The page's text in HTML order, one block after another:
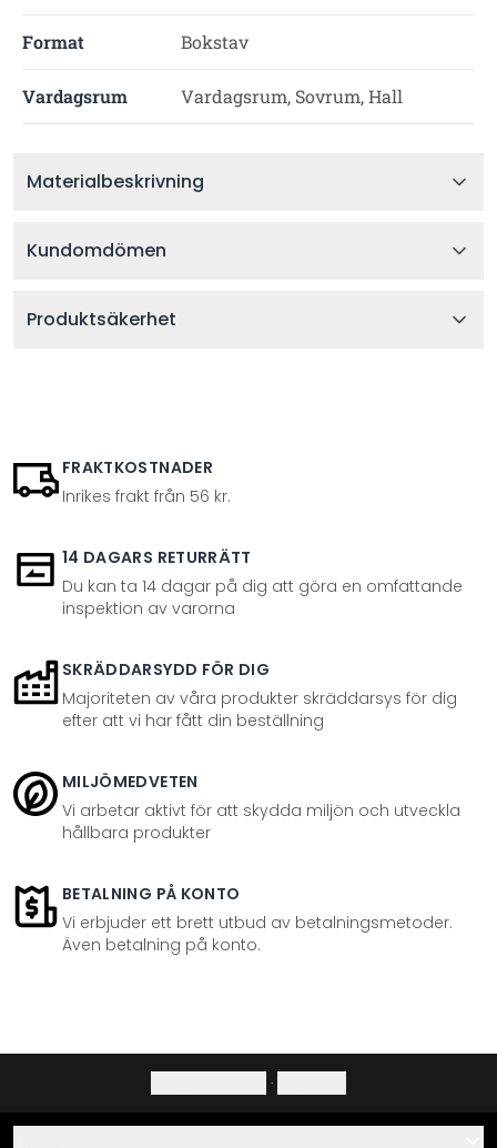
Format Bokstav
Vardagsrum Vardagsrum, Sovrum, Hall
Materialbeskrivning
Kundomdömen
Produktsäkerhet
FRAKTKOSTNADER
Inrikes frakt från 56 kr.
14 DAGARS RETURRÄTT
Du kan ta 14 dagar på dig att göra en omfattande
inspektion av varorna
SKRÄDDARSYDD FÖR DIG
Majoriteten av våra produkter skräddarsys för dig
efter att vi har fått din beställning
MILJÖMEDVETEN
Vi arbetar aktivt för att skydda miljön och utveckla
hållbara produkter
BETALNING PÅ KONTO
Vi erbjuder ett brett utbud av betalningsmetoder.
Även betalning på konto.
·